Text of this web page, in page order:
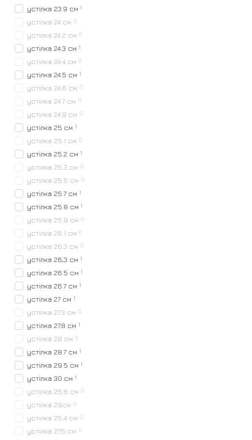
устілка 23.9 см 1
устілка 24 см 0
устілка 24.2 см 0
устілка 24.3 см 1
устілка 24.4 см 0
устілка 24.5 см 1
устілка 24.6 см 0
устілка 24.7 см 0
устілка 24.9 см 0
устілка 25 см 1
устілка 25.1 см 0
устілка 25.2 см 1
устілка 25.3 см 0
устілка 25.5 см 0
устілка 25.7 см 1
устілка 25.8 см 1
устілка 25.9 см 0
устілка 26.1 см 0
устілка 26.3 см 0
устілка 26,3 см 1
устілка 26.5 см 1
устілка 26.7 см 1
устілка 27 см 1
устілка 27.3 см 0
устілка 27.8 см 1
устілка 28 см 0
устілка 28.7 см 1
устілка 29.5 см 1
устілка 30 см 1
устілка 25.6 см 0
устілка 29см 0
устілка 25.4 см 0
устілка 27.5 см 0